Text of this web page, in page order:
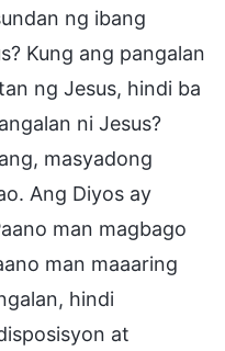
ng ibang
Kung ang pangalan
ng Jesus, hindi ba
ni Jesus?
masyadong
Ang Diyos ay
man magbago
man maaaring
hindi
at